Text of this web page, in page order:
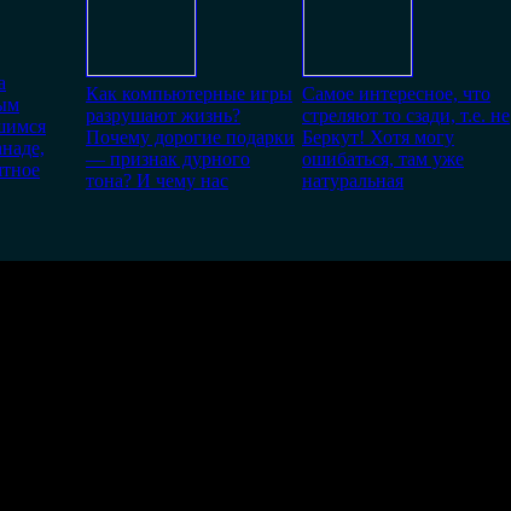
Как компьютерные игры
разрушают жизнь?
Почему дорогие подарки
— признак дурного
тона? И чему нас
Самое интересное, что
стреляют то сзади, т.е. не
Беркут! Хотя могу
ошибаться, там уже
натуральная